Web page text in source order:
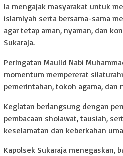
Ia mengajak masyarakat untuk
islamiyah serta bersama-sama
agar tetap aman, nyaman, dan
Sukaraja.
Peringatan Maulid Nabi
momentum mempererat
pemerintahan, tokoh agama, dan
Kegiatan berlangsung dengan
pembacaan sholawat, tausiah,
keselamatan dan keberkahan
Kapolsek Sukaraja menegaskan,